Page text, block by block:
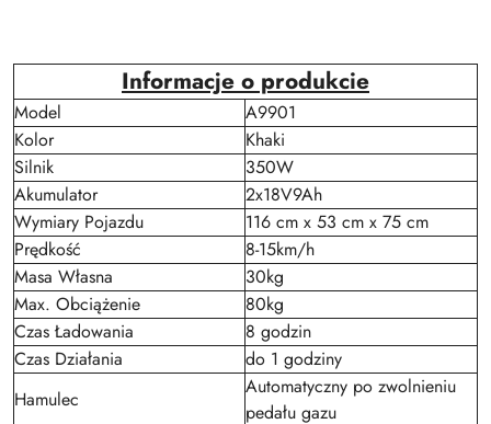
Informacje o produkcie
Model
A9901
Kolor
Khaki
Silnik
350W
Akumulator
2x18V9Ah
Wymiary Pojazdu
116 cm x 53 cm x 75 cm
Prędkość
8-15km/h
Masa Własna
30kg
Max. Obciążenie
80kg
Czas Ładowania
8 godzin
Czas Działania
do 1 godziny
Hamulec
Automatyczny po zwolnieniu
pedału gazu